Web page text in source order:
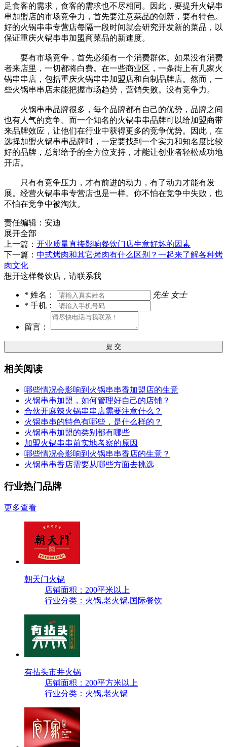
足食客的需求，食客的需求也不尽相同。因此，要提升火锅串
串加盟店的市场竞争力，首先要注意菜品的创新，要有特色。
好的火锅串串专营店每隔一段时间就会研究开发新的菜品，以
保证重庆火锅串串加盟商菜品的新速度。
要有市场竞争，首先必须有一个消费群体。如果没有消费
者来店里，一切都将白费。在一些商业区，一条街上有几家火
锅串串店，包括重庆火锅串串加盟店和自制品牌店。然而，一
些火锅串串店未能把握市场趋势，营销失败。没有竞争力。
火锅串串品牌很多，每个品牌都有自己的优势，品牌之间
也有人气的竞争。而一个知名的火锅串串品牌可以给加盟商带
来品牌效应，让他们在行业中获得更多的竞争优势。因此，在
选择加盟火锅串串品牌时，一定要找到一个实力和知名度比较
好的品牌，总部给予的全方位支持，才能让创业者轻松成功地
开店。
只有有竞争压力，才有前进的动力，有了动力才能有发
展。经营火锅串串专营店也是一样。你不怕在竞争中失败，也
不怕在竞争中被淘汰。
责任编辑：安迪
展开全部
上一篇： 开业质量直接影响餐饮门店生意好坏的因素
下一篇： 中式烤肉和其它烤肉有什么区别？一起来了解各种烤
肉文化
想开这样餐饮店，请联系我
* 姓名： 先生 女士
* 手机：
留言：
提 交
相关阅读
哪些情况会影响到火锅串串香加盟店的生意
火锅串串加盟，如何管理好自己的店铺？
合伙开麻辣火锅串串店需要注意什么？
火锅串串的特色有哪些，是什么样的？
火锅串串加盟的类别都有哪些
加盟火锅串串前实地考察的原因
哪些情况会影响到火锅串串香店的生意？
火锅串串香店需要从哪些方面去挑选
行业热门品牌
更多查看
朝天门火锅
店铺面积：200平米以上
行业分类：火锅,老火锅,国际餐饮
有拈头市井火锅
店铺面积：200平方米以上
行业分类：火锅,老火锅